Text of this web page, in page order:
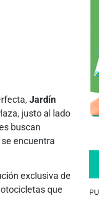
Jardín
justo al lado
buscan
encuentra
exclusiva de
que